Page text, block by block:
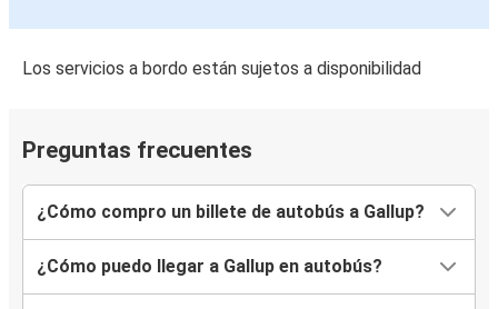
Los servicios a bordo están sujetos a disponibilidad
Preguntas frecuentes
¿Cómo compro un billete de autobús a Gallup?
¿Cómo puedo llegar a Gallup en autobús?